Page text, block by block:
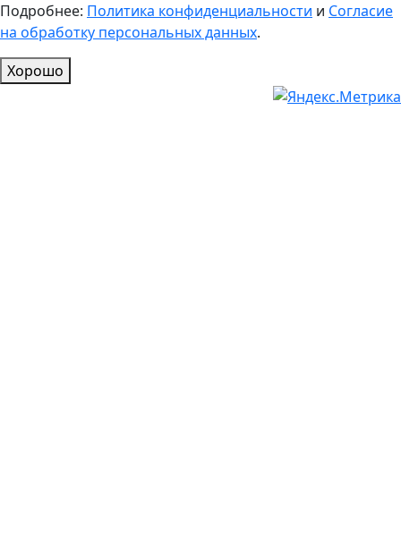
Подробнее: Политика конфиденциальности и Согласие
на обработку персональных данных.
Хорошо